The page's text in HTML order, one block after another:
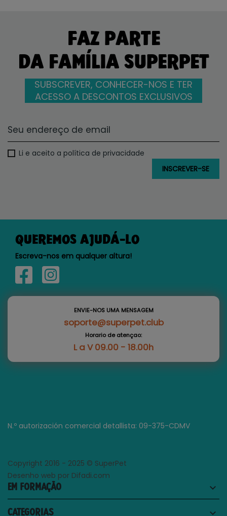
FAZ PARTE
DA FAMÍLIA SUPERPET
SUBSCREVER, CONHECER-NOS E TER
ACESSO A DESCONTOS EXCLUSIVOS
Li e aceito a política de privacidade
QUEREMOS AJUDÁ-LO
Escreva-nos em qualquer altura!
ENVIE-NOS UMA MENSAGEM
soporte@superpet.club
Horario de atençao:
L a V 09.00 - 18.00h
N.º autorización comercial detallista: 09-375-CDMV
Copyright 2016 - 2025 © SuperPet
Desenho web por Difadi.com
EM FORMAÇÃO keyboard_arrow_down
CATEGORIAS keyboard_arrow_down